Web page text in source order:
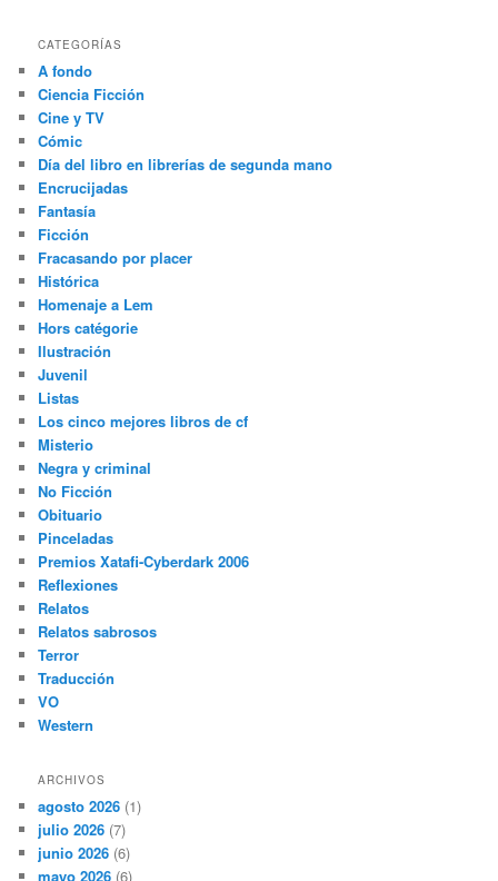
CATEGORÍAS
A fondo
Ciencia Ficción
Cine y TV
Cómic
Día del libro en librerías de segunda mano
Encrucijadas
Fantasía
Ficción
Fracasando por placer
Histórica
Homenaje a Lem
Hors catégorie
Ilustración
Juvenil
Listas
Los cinco mejores libros de cf
Misterio
Negra y criminal
No Ficción
Obituario
Pinceladas
Premios Xatafi-Cyberdark 2006
Reflexiones
Relatos
Relatos sabrosos
Terror
Traducción
VO
Western
ARCHIVOS
agosto 2026 (1)
julio 2026 (7)
junio 2026 (6)
mayo 2026 (6)